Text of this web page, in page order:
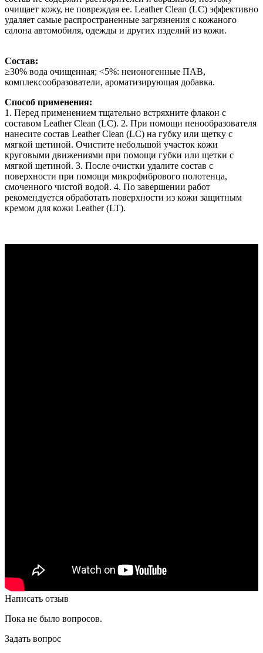
очищает кожу, не повреждая ее. Leather Clean (LC) эффективно
удаляет самые распространенные загрязнения с кожаного
салона автомобиля, одежды и других изделий из кожи.
Состав:
≥30% вода очищенная; ˂5%: неионогенные ПАВ,
комплексообразователи, ароматизирующая добавка.
Способ применения:
1. Перед применением тщательно встряхните флакон с
составом Leather Clean (LC). 2. При помощи пенообразователя
нанесите состав Leather Clean (LC) на губку или щетку с
мягкой щетиной. Очистите небольшой участок кожи
круговыми движениями при помощи губки или щетки с
мягкой щетиной. 3. После очистки удалите состав с
поверхности при помощи микрофибрового полотенца,
смоченного чистой водой. 4. По завершении работ
рекомендуется обработать поверхности из кожи защитным
кремом для кожи Leather (LT).
Написать отзыв
Пока не было вопросов.
Задать вопрос